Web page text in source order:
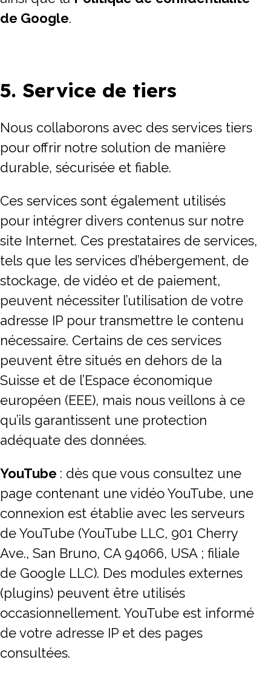
de Google.
5. Service de tiers
Nous collaborons avec des services tiers
pour offrir notre solution de manière
durable, sécurisée et fiable.
Ces services sont également utilisés
pour intégrer divers contenus sur notre
site Internet. Ces prestataires de services,
tels que les services d’hébergement, de
stockage, de vidéo et de paiement,
peuvent nécessiter l’utilisation de votre
adresse IP pour transmettre le contenu
nécessaire. Certains de ces services
peuvent être situés en dehors de la
Suisse et de l’Espace économique
européen (EEE), mais nous veillons à ce
qu’ils garantissent une protection
adéquate des données.
YouTube : dès que vous consultez une
page contenant une vidéo YouTube, une
connexion est établie avec les serveurs
de YouTube (YouTube LLC, 901 Cherry
Ave., San Bruno, CA 94066, USA ; filiale
de Google LLC). Des modules externes
(plugins) peuvent être utilisés
occasionnellement. YouTube est informé
de votre adresse IP et des pages
consultées.